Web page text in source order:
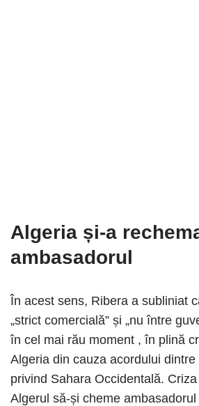
Algeria și-a
ambasadorul
În acest sens, Ribera a subliniat
„strict comercială” și „nu între
în cel mai rău moment , în plină
Algeria din cauza acordului
privind Sahara Occidentală.
Algerul să-și cheme